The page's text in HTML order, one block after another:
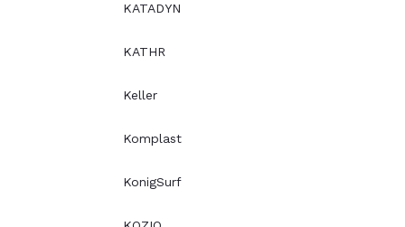
KATADYN
KATHR
Keller
Komplast
KonigSurf